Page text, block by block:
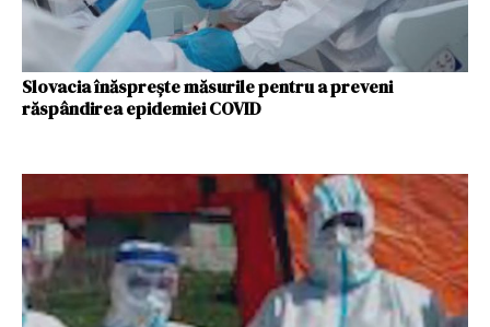
Slovacia înăspreşte măsurile pentru a preveni
răspândirea epidemiei COVID